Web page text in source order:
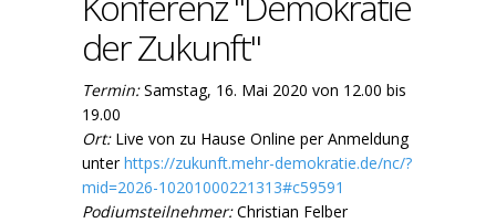
der Zukunft"
Termin:Samstag, 16. Mai 2020 von 12.00 bis
19.00
Ort:Live von zu Hause Online per Anmeldung
unterhttps://zukunft.mehr-demokratie.de/nc/?
mid=2026-10201000221313#c59591
Podiumsteilnehmer:Christian Felber